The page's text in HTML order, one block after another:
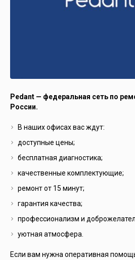
Pedant — федеральная сеть по
России.
В наших офисах вас ждут:
доступные цены;
бесплатная диагностика;
качественные комплектующие;
ремонт от 15 минут;
гарантия качества;
профессионализм и
уютная атмосфера.
Если вам нужна оперативная